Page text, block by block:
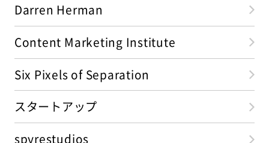
Darren Herman
Content Marketing Institute
Six Pixels of Separation
スタートアップ
spyrestudios